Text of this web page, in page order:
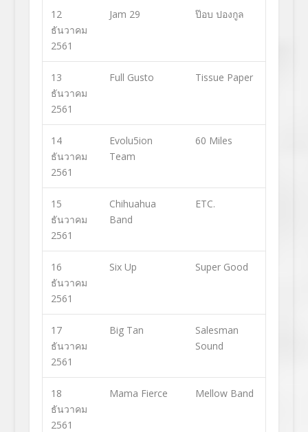
12
ธันวาคม
2561
Jam 29 ป๊อบ ปองกูล
13
ธันวาคม
2561
Full Gusto Tissue Paper
14
ธันวาคม
2561
Evolu5ion
Team
60 Miles
15
ธันวาคม
2561
Chihuahua
Band
ETC.
16
ธันวาคม
2561
Six Up Super Good
17
ธันวาคม
2561
Big Tan
Salesman
Sound
18
ธันวาคม
2561
Mama Fierce Mellow Band